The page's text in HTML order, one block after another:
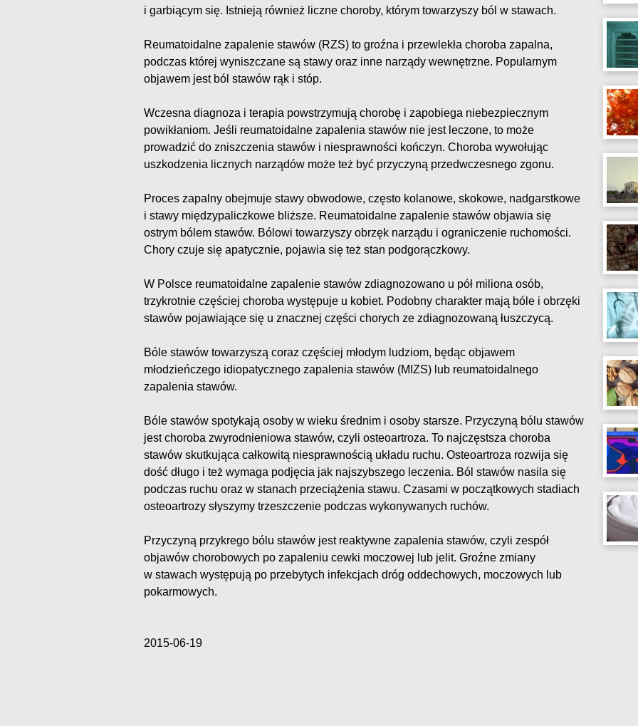
i garbiącym się. Istnieją również liczne choroby, którym towarzyszy ból w stawach.
Reumatoidalne zapalenie stawów (RZS) to groźna i przewlekła choroba zapalna,
podczas której wyniszczane są stawy oraz inne narządy wewnętrzne. Popularnym
objawem jest ból stawów rąk i stóp.
Wczesna diagnoza i terapia powstrzymują chorobę i zapobiega niebezpiecznym
powikłaniom. Jeśli reumatoidalne zapalenia stawów nie jest leczone, to może
prowadzić do zniszczenia stawów i niesprawności kończyn. Choroba wywołując
uszkodzenia licznych narządów może też być przyczyną przedwczesnego zgonu.
Proces zapalny obejmuje stawy obwodowe, często kolanowe, skokowe, nadgarstkowe
i stawy międzypaliczkowe bliższe. Reumatoidalne zapalenie stawów objawia się
ostrym bólem stawów. Bólowi towarzyszy obrzęk narządu i ograniczenie ruchomości.
Chory czuje się apatycznie, pojawia się też stan podgorączkowy.
W Polsce reumatoidalne zapalenie stawów zdiagnozowano u pół miliona osób,
trzykrotnie częściej choroba występuje u kobiet. Podobny charakter mają bóle i obrzęki
stawów pojawiające się u znacznej części chorych ze zdiagnozowaną łuszczycą.
Bóle stawów towarzyszą coraz częściej młodym ludziom, będąc objawem
młodzieńczego idiopatycznego zapalenia stawów (MIZS) lub reumatoidalnego
zapalenia stawów.
Bóle stawów spotykają osoby w wieku średnim i osoby starsze. Przyczyną bólu stawów
jest choroba zwyrodnieniowa stawów, czyli osteoartroza. To najczęstsza choroba
stawów skutkująca całkowitą niesprawnością układu ruchu. Osteoartroza rozwija się
dość długo i też wymaga podjęcia jak najszybszego leczenia. Ból stawów nasila się
podczas ruchu oraz w stanach przeciążenia stawu. Czasami w początkowych stadiach
osteoartrozy słyszymy trzeszczenie podczas wykonywanych ruchów.
Przyczyną przykrego bólu stawów jest reaktywne zapalenia stawów, czyli zespół
objawów chorobowych po zapaleniu cewki moczowej lub jelit. Groźne zmiany
w stawach występują po przebytych infekcjach dróg oddechowych, moczowych lub
pokarmowych.
2015-06-19